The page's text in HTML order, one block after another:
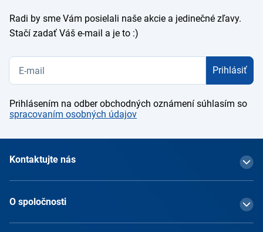
Radi by sme Vám posielali naše akcie a jedinečné zľavy.
Stačí zadať Váš e-mail a je to :)
Prihlásiť
Prihlásením na odber obchodných oznámení súhlasím so
spracovaním osobných údajov
Kontaktujte nás
O spoločnosti